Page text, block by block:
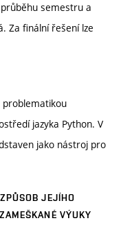
semestru a
Za finální řešení lze
jazyka Python. V
jako nástroj pro
JEJÍHO
VÝUKY